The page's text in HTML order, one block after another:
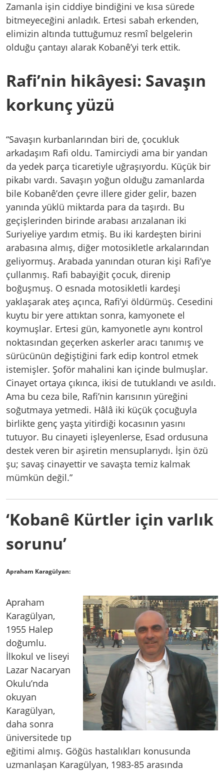
Zamanla işin ciddiye bindiğini ve kısa sürede
bitmeyeceğini anladık. Ertesi sabah erkenden,
elimizin altında tuttuğumuz resmî belgelerin
olduğu çantayı alarak Kobanê’yi terk ettik.
Rafi’nin hikâyesi: Savaşın
korkunç yüzü
“Savaşın kurbanlarından biri de, çocukluk
arkadaşım Rafi oldu. Tamirciydi ama bir yandan
da yedek parça ticaretiyle uğraşıyordu. Küçük bir
pikabı vardı. Savaşın yoğun olduğu zamanlarda
bile Kobanê’den çevre illere gider gelir, bazen
yanında yüklü miktarda para da taşırdı. Bu
geçişlerinden birinde arabası arızalanan iki
Suriyeliye yardım etmiş. Bu iki kardeşten birini
arabasına almış, diğer motosikletle arkalarından
geliyormuş. Arabada yanından oturan kişi Rafi’ye
çullanmış. Rafi babayiğit çocuk, direnip
boğuşmuş. O esnada motosikletli kardeşi
yaklaşarak ateş açınca, Rafi’yi öldürmüş. Cesedini
kuytu bir yere attıktan sonra, kamyonete el
koymuşlar. Ertesi gün, kamyonetle aynı kontrol
noktasından geçerken askerler aracı tanımış ve
sürücünün değiştiğini fark edip kontrol etmek
istemişler. Şoför mahalini kan içinde bulmuşlar.
Cinayet ortaya çıkınca, ikisi de tutuklandı ve asıldı.
Ama bu ceza bile, Rafi’nin karısının yüreğini
soğutmaya yetmedi. Hâlâ iki küçük çocuğuyla
birlikte genç yaşta yitirdiği kocasının yasını
tutuyor. Bu cinayeti işleyenlerse, Esad ordusuna
destek veren bir aşiretin mensuplarıydı. İşin özü
şu; savaş cinayettir ve savaşta temiz kalmak
mümkün değil.”
‘Kobanê Kürtler için varlık
sorunu’
Apraham Karagülyan:
Apraham
Karagülyan,
1955 Halep
doğumlu.
İlkokul ve liseyi
Lazar Nacaryan
Okulu’nda
okuyan
Karagülyan,
daha sonra
üniversitede tıp
eğitimi almış. Göğüs hastalıkları konusunda
uzmanlaşan Karagülyan, 1983-85 arasında